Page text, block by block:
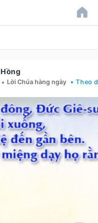
• Lời Chúa hàng ngày • Theo